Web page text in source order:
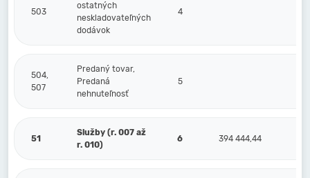
503
ostatných
neskladovateľných
dodávok
4
504,
507
Predaný tovar,
Predaná
nehnuteľnosť
5
51
Služby (r. 007 až
r. 010)
6 394 444,44